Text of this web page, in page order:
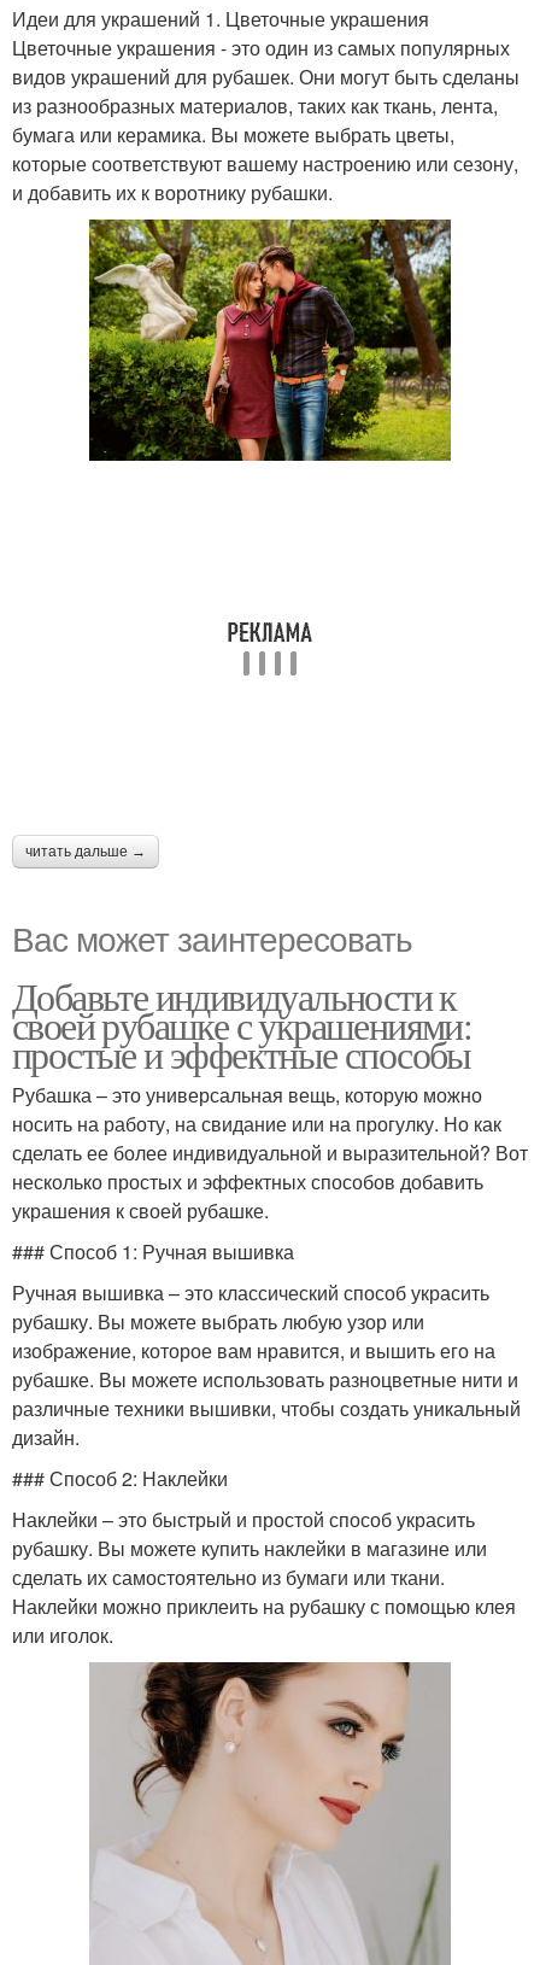
Идеи для украшений 1. Цветочные украшения
Цветочные украшения - это один из самых популярных
видов украшений для рубашек. Они могут быть сделаны
из разнообразных материалов, таких как ткань, лента,
бумага или керамика. Вы можете выбрать цветы,
которые соответствуют вашему настроению или сезону,
и добавить их к воротнику рубашки.
читать дальше →
Вас может заинтересовать
Добавьте индивидуальности к
своей рубашке с украшениями:
простые и эффектные способы
Рубашка – это универсальная вещь, которую можно
носить на работу, на свидание или на прогулку. Но как
сделать ее более индивидуальной и выразительной? Вот
несколько простых и эффектных способов добавить
украшения к своей рубашке.
### Способ 1: Ручная вышивка
Ручная вышивка – это классический способ украсить
рубашку. Вы можете выбрать любую узор или
изображение, которое вам нравится, и вышить его на
рубашке. Вы можете использовать разноцветные нити и
различные техники вышивки, чтобы создать уникальный
дизайн.
### Способ 2: Наклейки
Наклейки – это быстрый и простой способ украсить
рубашку. Вы можете купить наклейки в магазине или
сделать их самостоятельно из бумаги или ткани.
Наклейки можно приклеить на рубашку с помощью клея
или иголок.